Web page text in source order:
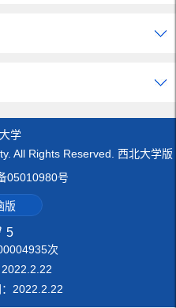
学
All Rights Reserved. 西北大学版
05010980号
版
5
次
2022 2 22
2022 2 22